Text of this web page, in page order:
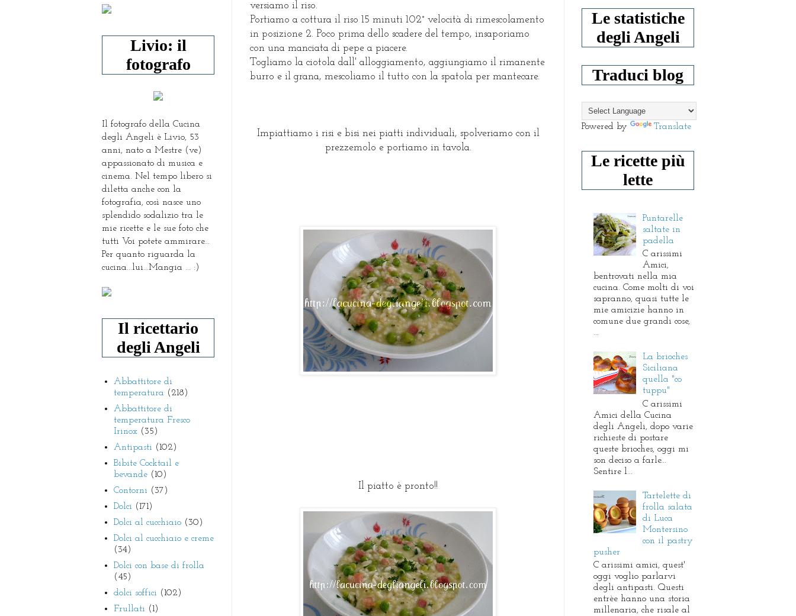
versiamo il riso.
Portiamo a cottura il riso 15 minuti 102° velocità di rimescolamento
in posizione 2. Poco prima dello scadere del tempo, insaporiamo
con una manciata di pepe a piacere.
Togliamo la ciotola dall' alloggiamento, aggiungiamo il rimanente
burro e il grana, mescoliamo il tutto con la spatola per mantecare.
Impiattiamo i risi e bisi nei piatti individuali, spolveriamo con il
prezzemolo e portiamo in tavola.
Il piatto è pronto!!
Livio: il
fotografo
Il fotografo della Cucina
degli Angeli è Livio, 53
anni, nato a Mestre (ve)
appassionato di musica e
cinema. Nel tempo libero si
diletta anche con la
fotografia, così nasce uno
splendido sodalizio tra le
mie ricette e le sue foto che
tutti Voi potete ammirare...
Per quanto riguarda la
cucina...lui...Mangia ... :)
Il ricettario
degli Angeli
Abbattitore di
temperatura (218)
Abbattitore di
temperatura Fresco
Irinox (35)
Antipasti (102)
Bibite Cocktail e
bevande (10)
Contorni (37)
Dolci (171)
Dolci al cucchiaio (30)
Dolci al cucchiaio e creme
(34)
Dolci con base di frolla
(45)
dolci soffici (102)
Frullati (1)
Le statistiche
degli Angeli
Traduci blog
Powered by Translate
Le ricette più
lette
Puntarelle
saltate in
padella
C arissimi
Amici,
bentrovati nella mia
cucina. Come molti di voi
sapranno, quasi tutte le
mie amicizie hanno in
comune due grandi cose,
...
La brioches
Siciliana
quella "co
tuppu"
C arissimi
Amici della Cucina
degli Angeli, dopo varie
richieste di postare
queste brioches, oggi mi
son deciso a farle...
Sentire l...
Tartelette di
frolla salata
di Luca
Montersino
con il pastry
pusher
C arissimi amici, quest'
oggi voglio parlarvi
degli antipasti. Questi
entrèe hanno una storia
millenaria, che risale al